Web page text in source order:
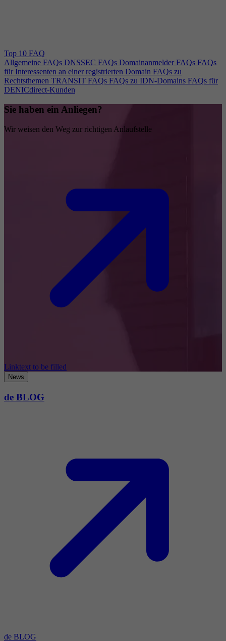
Top 10 FAQ
Allgemeine FAQs DNSSEC FAQs Domainanmelder FAQs FAQs
für Interessenten an einer registrierten Domain FAQs zu
Rechtsthemen TRANSIT FAQs FAQs zu IDN-Domains FAQs für
DENICdirect-Kunden
Sie haben ein Anliegen?
Wir weisen den Weg zur richtigen Anlaufstelle
Linktext to be filled
News
de BLOG
de BLOG